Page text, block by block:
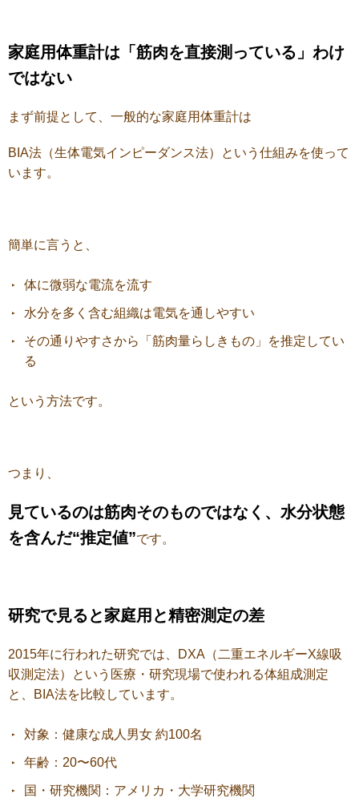
家庭用体重計は「筋肉を直接測っている」わけ
ではない
まず前提として、一般的な家庭用体重計は
BIA法（生体電気インピーダンス法）という仕組みを使って
います。
簡単に言うと、
体に微弱な電流を流す
水分を多く含む組織は電気を通しやすい
その通りやすさから「筋肉量らしきもの」を推定してい
る
という方法です。
つまり、
見ているのは筋肉そのものではなく、水分状態
を含んだ“推定値”です。
研究で見ると家庭用と精密測定の差
2015年に行われた研究では、
DXA（二重エネルギーX線吸
収測定法）という医療・研究現場で使われる体組成測定
と、
BIA法を比較しています。
対象：健康な成人男女 約100名
年齢：20〜60代
国・研究機関：アメリカ・大学研究機関